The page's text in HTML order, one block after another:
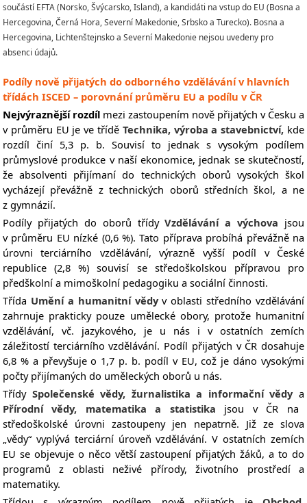
součástí EFTA (Norsko, Švýcarsko, Island), a kandidáti na vstup do EU (Bosna a
Hercegovina, Černá Hora, Severní Makedonie, Srbsko a Turecko). Bosna a
Hercegovina, Lichtenštejnsko a Severní Makedonie nejsou uvedeny pro
absenci údajů.
Podíly nově přijatých do odborného vzdělávání v hlavních
třídách ISCED – porovnání průměru EU a podílu v ČR
Nejvýraznější rozdíl mezi zastoupením nově přijatých v Česku a
v průměru EU je ve třídě Technika, výroba a stavebnictví, kde
rozdíl činí 5,3 p. b. Souvisí to jednak s vysokým podílem
průmyslové produkce v naší ekonomice, jednak se skutečností,
že absolventi přijímaní do technických oborů vysokých škol
vycházejí převážně z technických oborů středních škol, a ne
z gymnázií.
Podíly přijatých do oborů třídyVzdělávání a výchova jsou
v průměru EU nízké (0,6 %). Tato příprava probíhá převážně na
úrovni terciárního vzdělávání, výrazně vyšší podíl v České
republice (2,8 %) souvisí se středoškolskou přípravou pro
předškolní a mimoškolní pedagogiku a sociální činnosti.
Třída Umění a humanitní vědyv oblasti středního vzdělávání
zahrnuje prakticky pouze umělecké obory, protože humanitní
vzdělávání, vč. jazykového, je u nás i v ostatních zemích
záležitostí terciárního vzdělávání. Podíl přijatých v ČR dosahuje
6,8 % a převyšuje o 1,7 p. b. podíl v EU, což je dáno vysokými
počty přijímaných do uměleckých oborů u nás.
Třídy Společenské vědy, žurnalistika a informační vědya
Přírodní vědy, matematika a statistika jsou v ČR na
středoškolské úrovni zastoupeny jen nepatrně. Již ze slova
„vědy“ vyplývá terciární úroveň vzdělávání. V ostatních zemích
EU se objevuje o něco větší zastoupení přijatých žáků, a to do
programů z oblasti neživé přírody, životního prostředí a
matematiky.